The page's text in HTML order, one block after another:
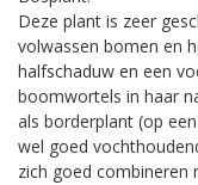
Deze plant is zeer
volwassen bomen en
halfschaduw en een
boomwortels in haar
als borderplant (op
wel goed
zich goed combineren